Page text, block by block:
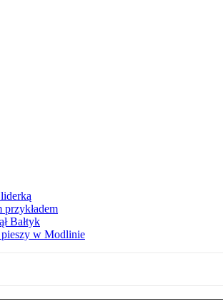
Bałtyk
pieszy w Modlinie